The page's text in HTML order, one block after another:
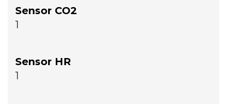
Sensor CO2
1
Sensor HR
1